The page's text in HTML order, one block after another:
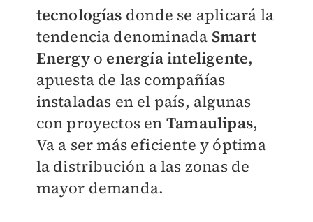
tecnologías donde se aplicará la
tendencia denominada Smart
Energyo energía inteligente,
apuesta de las compañías
instaladas en el país, algunas
con proyectos en Tamaulipas,
Va a ser más eficiente y óptima
la distribución a las zonas de
mayor demanda.